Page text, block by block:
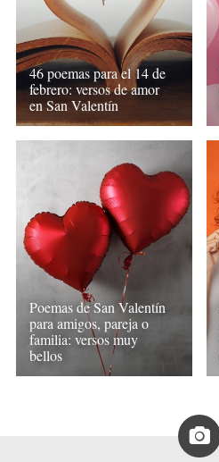
46 poemas para el 14 de
febrero: versos de amor
en San Valentín
Poemas de San Valentín
para amigos, pareja o
familia: versos muy
bellos